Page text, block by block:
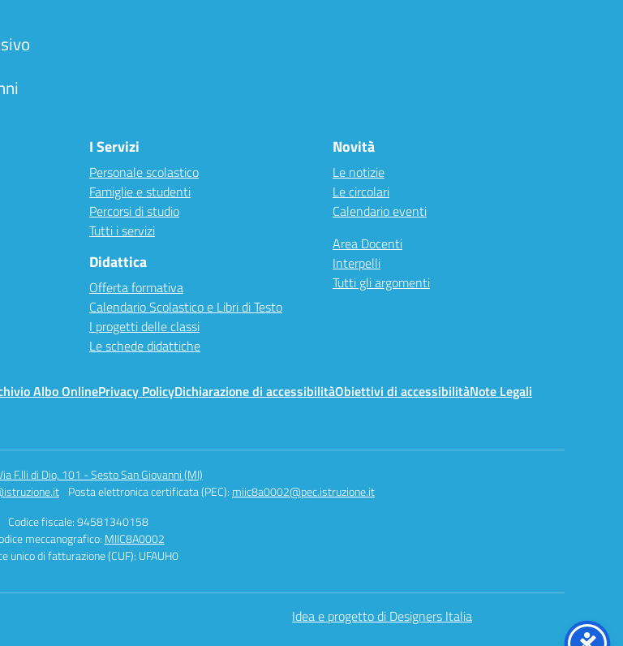
I Servizi
Personale scolastico
Famiglie e studenti
Percorsi di studio
Tutti i servizi
Didattica
Offerta formativa
Calendario Scolastico e Libri di Testo
I progetti delle classi
Le schede didattiche
Novità
Le notizie
Le circolari
Calendario eventi
Area Docenti
Interpelli
Tutti gli argomenti
Albo OnlinePrivacy PolicyDichiarazione di accessibilitàObiettivi di accessibilitàNote Legali
F.lli di Dio, 101 - Sesto San Giovanni (MI)
Posta elettronica certificata (PEC): miic8a0002@pec.istruzione.it
Codice fiscale: 94581340158
meccanografico: MIIC8A0002
unico di fatturazione (CUF): UFAUH0
Idea e progetto di Designers Italia